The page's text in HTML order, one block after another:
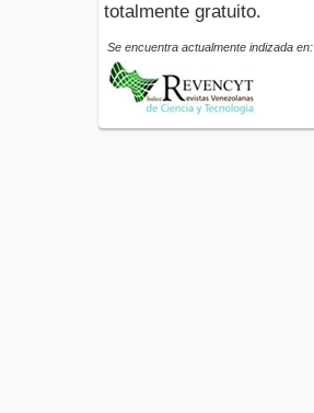
totalmente gratuito.
Se encuentra actualmente indizada en: